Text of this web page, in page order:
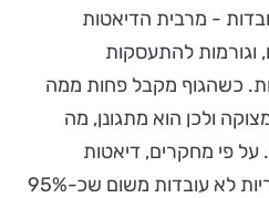
עובדות - מרבית הדיאטות
להתעסקות
כשהגוף מקבל פחות ממה
ולכן הוא מתגונן, מה
פי מחקרים, דיאטות
שמבוססות על ספירת קלוריות לא עובדות משום שכ-95%